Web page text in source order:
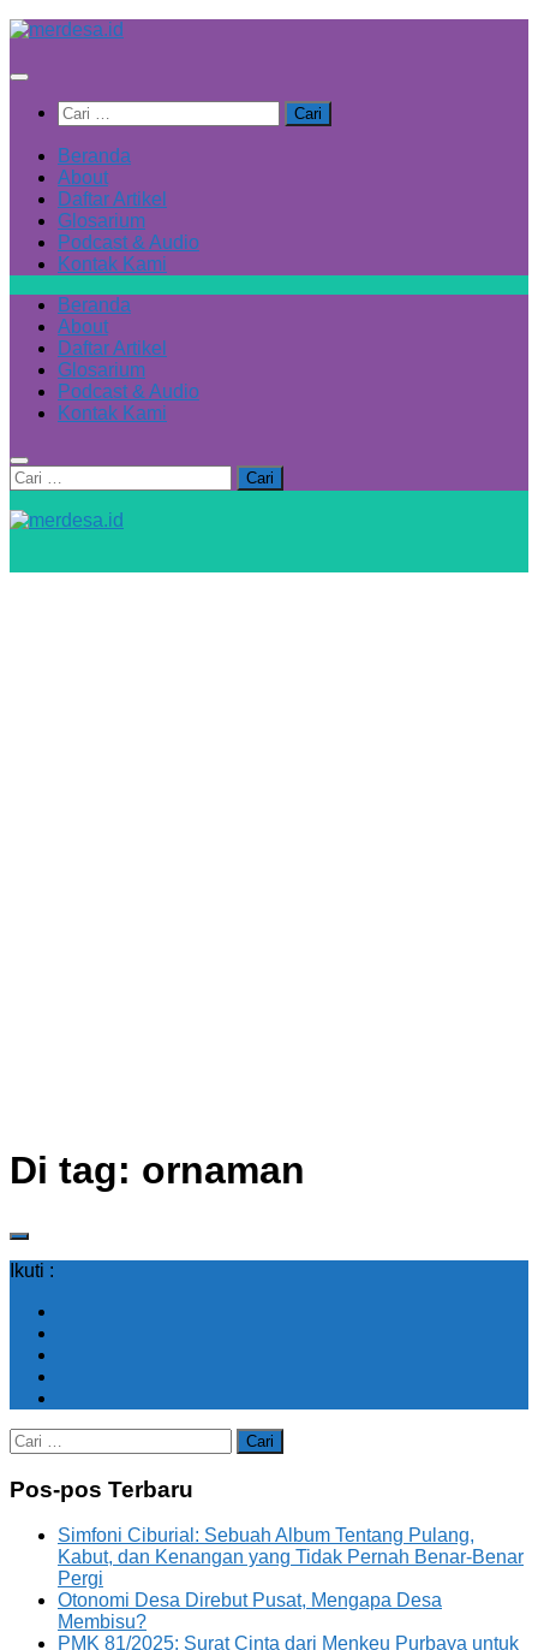
Skip
content
Cari
untuk:
Beranda
About
Daftar Artikel
Glosarium
Podcast & Audio
Kontak Kami
Beranda
About
Daftar Artikel
Glosarium
Podcast & Audio
Kontak Kami
Cari
untuk:
Di tag: ornaman
Ikuti :
Cari
untuk:
Pos-pos Terbaru
Simfoni Ciburial: Sebuah Album Tentang Pulang,
Kabut, dan Kenangan yang Tidak Pernah Benar-Benar
Pergi
Otonomi Desa Direbut Pusat, Mengapa Desa
Membisu?
PMK 81/2025: Surat Cinta dari Menkeu Purbaya untuk